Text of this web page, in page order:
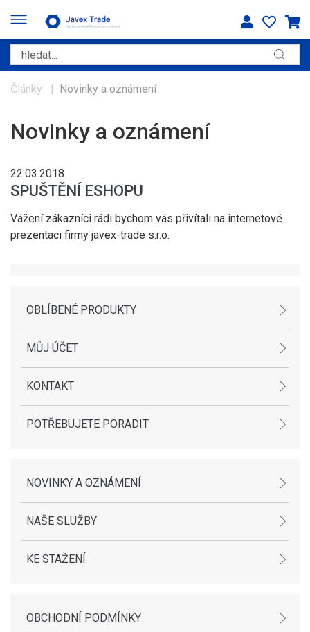
Články | Novinky a oznámení
Novinky a oznámení
22.03.2018
SPUŠTĚNÍ ESHOPU
Vážení zákazníci rádi bychom vás přivítali na internetové
prezentaci firmy javex-trade s.r.o.
OBLÍBENÉ PRODUKTY
MŮJ ÚČET
KONTAKT
POTŘEBUJETE PORADIT
NOVINKY A OZNÁMENÍ
NAŠE SLUŽBY
KE STAŽENÍ
OBCHODNÍ PODMÍNKY